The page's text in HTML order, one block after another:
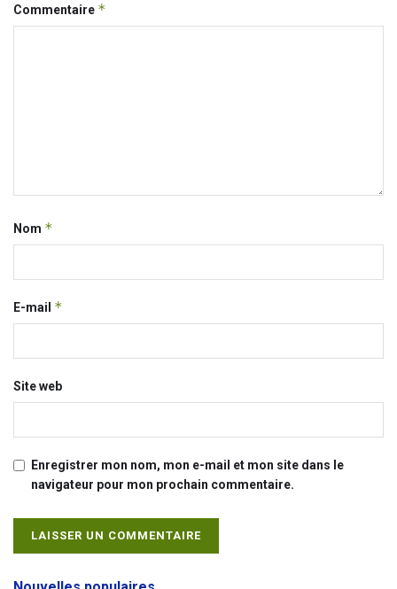
Commentaire *
Nom *
E-mail *
Site web
Enregistrer mon nom, mon e-mail et mon site dans le
navigateur pour mon prochain commentaire.
Alternative: